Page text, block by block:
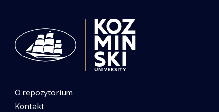
O repozytorium
Kontakt